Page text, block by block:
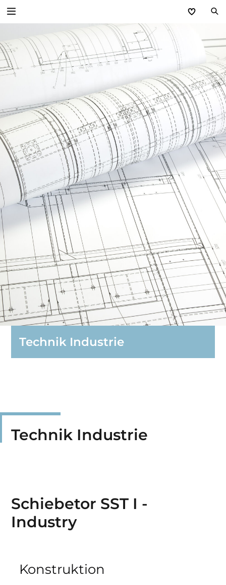
Zurück
Einfahrtstore
Einfahrtstore Privat
Technik Einfahrtstore Privat
Einfahrtstore Industrie
Technik Einfahrtstore Industrie
Technik Industrie
Technik Industrie
Schiebetor SST I -
Industry
Konstruktion